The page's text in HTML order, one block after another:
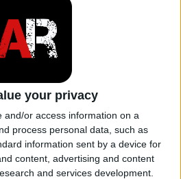
your privacy
and/or access information on a
process personal data, such as
information sent by a device for
content, advertising and content
and services development.
di
le
motore